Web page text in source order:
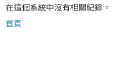
在這個系統中沒有相關紀錄。
首頁